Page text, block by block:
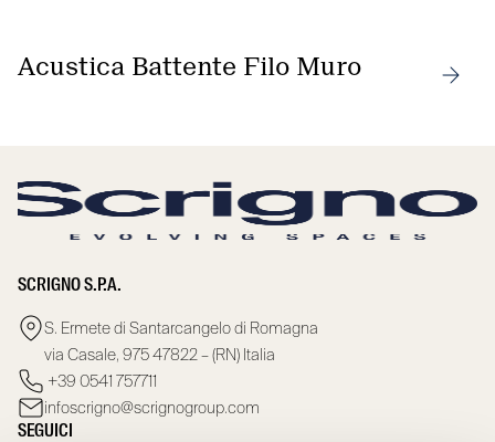
Acustica Battente Filo Muro
SCRIGNO S.P.A.
S. Ermete di Santarcangelo di Romagna
via Casale, 975 47822 – (RN) Italia
+39 0541 757711
infoscrigno@scrignogroup.com
SEGUICI